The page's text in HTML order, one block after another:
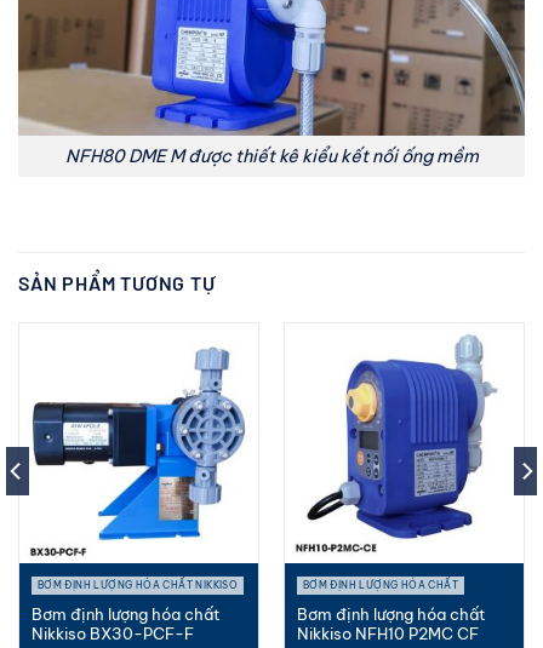
NFH80 DME M được thiết kê kiểu kết nối ống mềm
SẢN PHẨM TƯƠNG TỰ
BƠM ĐỊNH LƯỢNG HÓA CHẤT NIKKISO
Bơm định lượng hóa chất
Nikkiso BX30-PCF-F
BƠM ĐỊNH LƯỢNG HÓA CHẤT
Bơm định lượng hóa chất
Nikkiso NFH10 P2MC CF